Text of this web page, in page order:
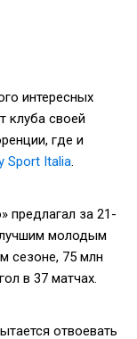
интересных
клуба своей
где и
Sport Italia.
предлагал за 21-
лучшим молодым
сезоне, 75 млн
в 37 матчах.
отвоевать